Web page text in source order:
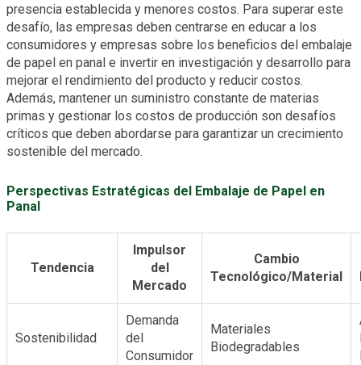
presencia establecida y menores costos. Para superar este
desafío, las empresas deben centrarse en educar a los
consumidores y empresas sobre los beneficios del embalaje
de papel en panal e invertir en investigación y desarrollo para
mejorar el rendimiento del producto y reducir costos.
Además, mantener un suministro constante de materias
primas y gestionar los costos de producción son desafíos
críticos que deben abordarse para garantizar un crecimiento
sostenible del mercado.
Perspectivas Estratégicas del Embalaje de Papel en
Panal
Tendencia
Impulsor
del
Mercado
Cambio
Tecnológico/Material
Sostenibilidad
Demanda
del
Consumidor
Materiales
Biodegradables